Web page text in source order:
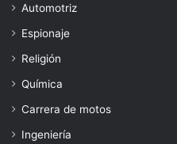
Automotriz
Espionaje
Religión
Química
Carrera de motos
Ingeniería